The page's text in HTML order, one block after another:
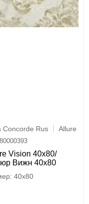
Concorde Rus Allure
Vision 40x80/
Вижн 40x80
40x80